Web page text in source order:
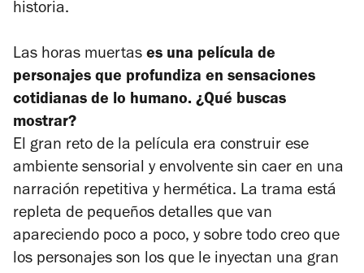
historia.
Las horas muertas es una película de
personajes que profundiza en sensaciones
cotidianas de lo humano. ¿Qué buscas
mostrar?
El gran reto de la película era construir ese
ambiente sensorial y envolvente sin caer en una
narración repetitiva y hermética. La trama está
repleta de pequeños detalles que van
apareciendo poco a poco, y sobre todo creo que
los personajes son los que le inyectan una gran